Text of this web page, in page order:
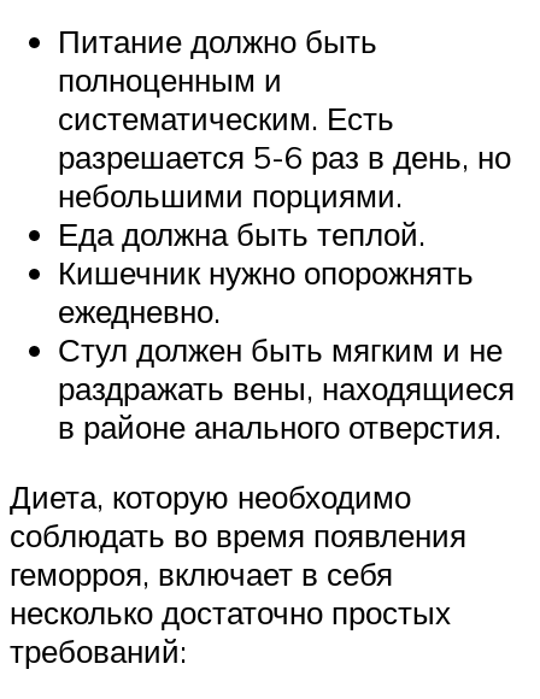
Питание должно быть
полноценным и
систематическим. Есть
разрешается 5-6 раз в день, но
небольшими порциями.
Еда должна быть теплой.
Кишечник нужно опорожнять
ежедневно.
Стул должен быть мягким и не
раздражать вены, находящиеся
в районе анального отверстия.
Диета, которую необходимо
соблюдать во время появления
геморроя, включает в себя
несколько достаточно простых
требований: